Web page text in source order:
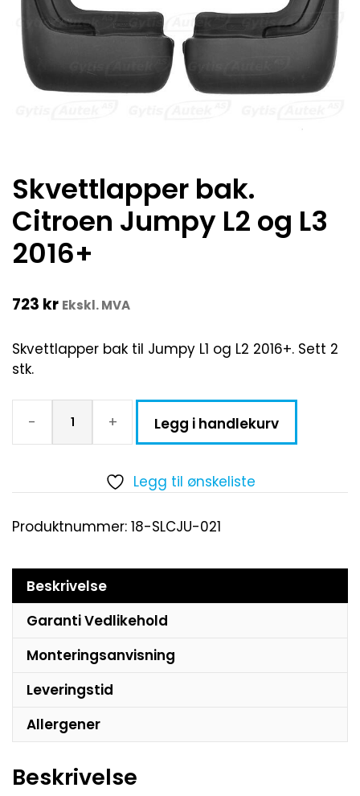
Skvettlapper bak.
Citroen Jumpy L2 og L3
2016+
723 kr Ekskl. MVA
Skvettlapper bak til Jumpy L1 og L2 2016+. Sett 2
stk.
- + Legg i handlekurv
Legg til ønskeliste
Produktnummer: 18-SLCJU-021
Beskrivelse
Garanti Vedlikehold
Monteringsanvisning
Leveringstid
Allergener
Beskrivelse